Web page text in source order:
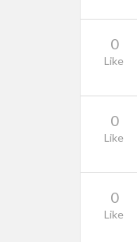
0
Like
0
Like
0
Like